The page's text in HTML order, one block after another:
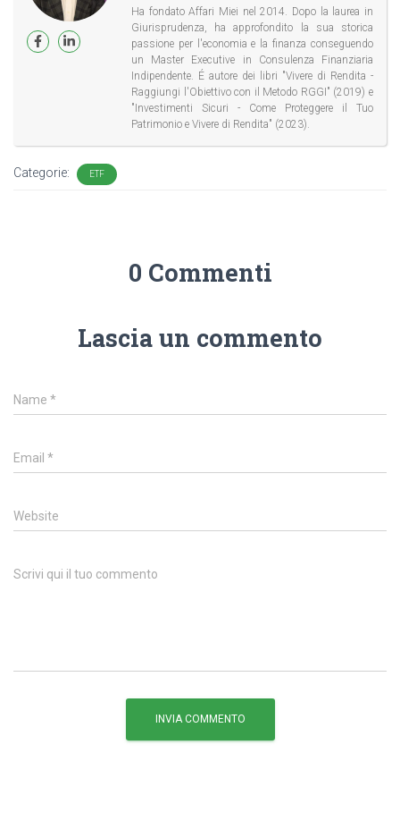
Ha fondato Affari Miei nel 2014. Dopo la laurea in
Giurisprudenza, ha approfondito la sua storica
passione per l'economia e la finanza conseguendo
un Master Executive in Consulenza Finanziaria
Indipendente. É autore dei libri "Vivere di Rendita -
Raggiungi l'Obiettivo con il Metodo RGGI" (2019) e
"Investimenti Sicuri - Come Proteggere il Tuo
Patrimonio e Vivere di Rendita" (2023).
Categorie: ETF
0 Commenti
Lascia un commento
Name *
Email *
Website
Scrivi qui il tuo commento